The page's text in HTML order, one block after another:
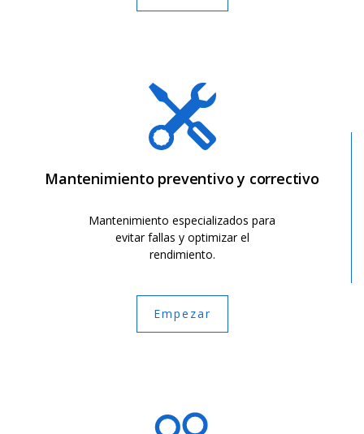
Mantenimiento preventivo y correctivo
Mantenimiento especializados para
evitar fallas y optimizar el
rendimiento.
Empezar